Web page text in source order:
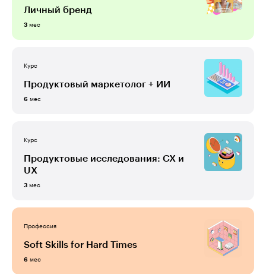
Личный бренд
3 мес
Курс
Продуктовый маркетолог + ИИ
6 мес
Курс
Продуктовые исследования: CX и
UX
3 мес
Профессия
Soft Skills for Hard Times
6 мес